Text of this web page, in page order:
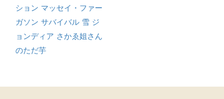
ション マッセイ・ファー
ガソン サバイバル 雪 ジ
ョンディア さかゑ姐さん
のただ芋